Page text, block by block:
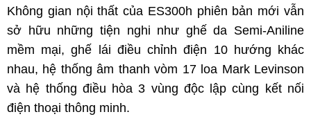
Không gian nội thất của ES300h phiên bản mới vẫn
sở hữu những tiện nghi như ghế da Semi-Aniline
mềm mại, ghế lái điều chỉnh điện 10 hướng khác
nhau, hệ thống âm thanh vòm 17 loa Mark Levinson
và hệ thống điều hòa 3 vùng độc lập cùng kết nối
điện thoại thông minh.